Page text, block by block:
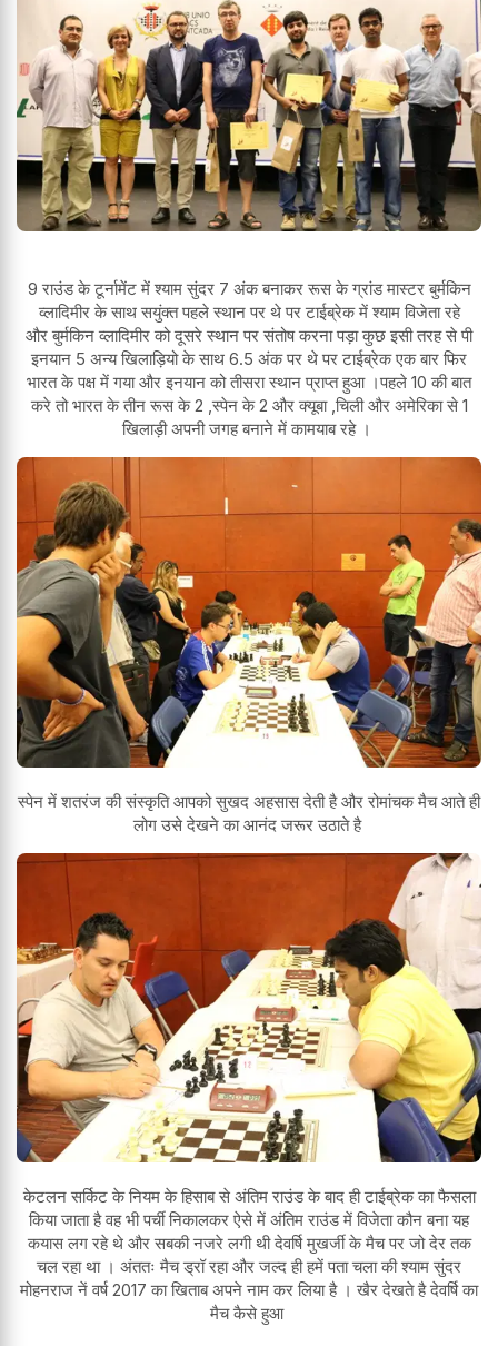
9 राउंड के टूर्नामेंट में श्याम सुंदर 7 अंक बनाकर रूस के ग्रांड मास्टरबुर्मकिन
व्लादिमीर के साथ सयुंक्त पहले स्थान पर थे पर टाईब्रेक में श्याम विजेता रहे
औरबुर्मकिन व्लादिमीर को दूसरे स्थान पर संतोष करना पड़ा कुछ इसी तरह से पी
इनयान 5 अन्य खिलाड़ियो के साथ 6.5 अंक पर थे पर टाईब्रेक एक बार फिर
भारत के पक्ष में गया और इनयान को तीसरा स्थान प्राप्त हुआ ।पहले 10 की बात
करे तो भारत के तीन रूस के 2 ,स्पेन के 2 और क्यूबा ,चिली और अमेरिका से 1
खिलाड़ी अपनी जगह बनाने में कामयाब रहे ।
स्पेन में शतरंज की संस्कृति आपको सुखद अहसास देती है और रोमांचक मैच आते ही
लोग उसे देखने का आनंद जरूर उठाते है
केटलन सर्किट के नियम के हिसाब से अंतिम राउंड के बाद ही टाईब्रेक का फैसला
किया जाता है वह भी पर्ची निकालकर ऐसे में अंतिम राउंड में विजेता कौन बना यह
कयास लग रहे थे और सबकी नजरे लगी थी देवर्षि मुखर्जी के मैच पर जो देर तक
चल रहा था । अंततः मैच ड्रॉ रहा और जल्द ही हमें पता चला की श्याम सुंदर
मोहनराज नें वर्ष 2017 का खिताब अपने नाम कर लिया है । खैर देखते है देवर्षि का
मैच कैसे हुआ